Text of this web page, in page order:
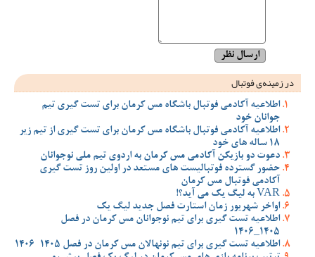
در زمینه‌ی فوتبال
اطلاعیه آکادمی فوتبال باشگاه مس کرمان برای تست گیری تیم
جوانان خود
اطلاعیه آکادمی فوتبال باشگاه مس کرمان برای تست گیری از تیم زیر
18 ساله های خود
دعوت دو بازیکن آکادمی مس کرمان به اردوی تیم ملی نوجوانان
حضور گسترده فوتبالیست های مستعد در اولین روز تست گیری
آکادمی فوتبال مس کرمان
VAR به لیگ یک می آید؟!
اواخر شهریور زمان استارت فصل جدید لیگ یک
اطلاعیه تست گیری برای تیم نوجوانان مس کرمان در فصل
1405_1406
اطلاعیه تست گیری برای تیم نونهالان مس کرمان در فصل 1405-1406